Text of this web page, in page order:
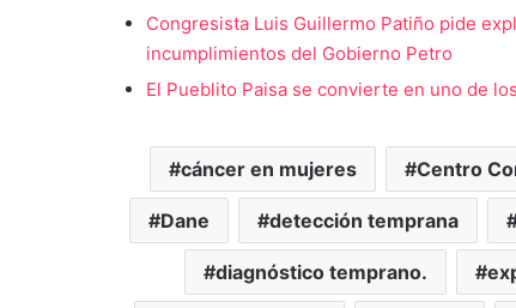
Congresista Luis Guillermo Patiño pide
incumplimientos del Gobierno Petro
El Pueblito Paisa se convierte en uno de
cáncer en mujeres Centro
Dane detección temprana
diagnóstico temprano.